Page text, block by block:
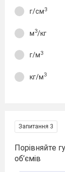
г/см3
м3/кг
г/м3
кг/м3
Запитання 3
Порівняйте
об’ємів